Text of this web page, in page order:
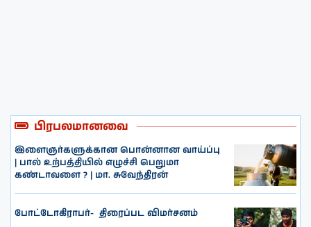
பிரபலமானவை
இளைஞர்களுக்கான பொன்னான வாய்ப்பு
| பால் உற்பத்தியில் எழுச்சி பெறுமா
கண்டாவளை ? | மா. சுவேந்திரன்
போட்டோகிராபர்- ‌ திரைப்பட விமர்சனம்